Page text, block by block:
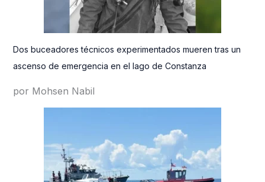
Dos buceadores técnicos experimentados mueren tras un
ascenso de emergencia en el lago de Constanza
por Mohsen Nabil